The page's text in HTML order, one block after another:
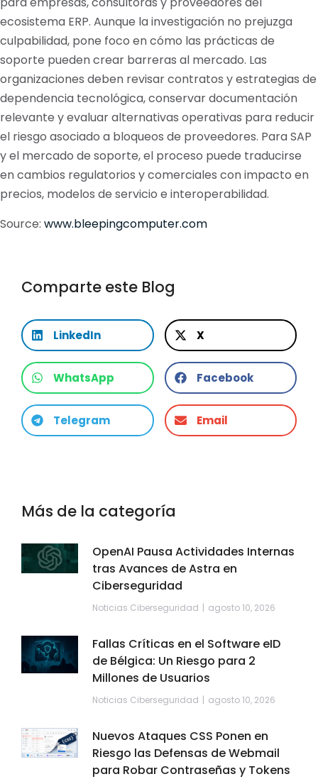
ecosistema ERP. Aunque la investigación no prejuzga
culpabilidad, pone foco en cómo las prácticas de
soporte pueden crear barreras al mercado. Las
organizaciones deben revisar contratos y estrategias de
dependencia tecnológica, conservar documentación
relevante y evaluar alternativas operativas para reducir
el riesgo asociado a bloqueos de proveedores. Para SAP
y el mercado de soporte, el proceso puede traducirse
en cambios regulatorios y comerciales con impacto en
precios, modelos de servicio e interoperabilidad.
Source: www.bleepingcomputer.com
Comparte este Blog
LinkedIn X
WhatsApp Facebook
Telegram Email
Más de la categoría
OpenAI Pausa Actividades Internas
tras Avances de Astra en
Ciberseguridad
Noticias Ciberseguridad agosto 10, 2026
Fallas Críticas en el Software eID
de Bélgica: Un Riesgo para 2
Millones de Usuarios
Noticias Ciberseguridad agosto 10, 2026
Nuevos Ataques CSS Ponen en
Riesgo las Defensas de Webmail
para Robar Contraseñas y Tokens